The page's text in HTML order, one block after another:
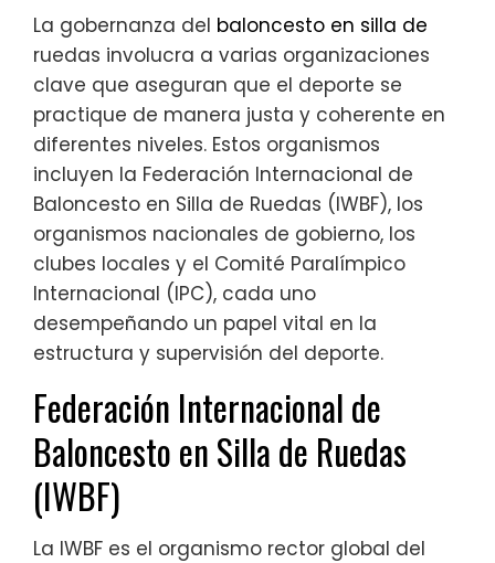
La gobernanza del baloncesto en silla de
ruedas involucra a varias organizaciones
clave que aseguran que el deporte se
practique de manera justa y coherente en
diferentes niveles. Estos organismos
incluyen la Federación Internacional de
Baloncesto en Silla de Ruedas (IWBF), los
organismos nacionales de gobierno, los
clubes locales y el Comité Paralímpico
Internacional (IPC), cada uno
desempeñando un papel vital en la
estructura y supervisión del deporte.
Federación Internacional de
Baloncesto en Silla de Ruedas
(IWBF)
La IWBF es el organismo rector global del